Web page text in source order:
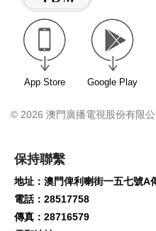
App Store Google Play
© 2026 澳門廣播電視股份有限
保持聯繫
地址：澳門俾利喇街一五七號A
電話：28517758
傳真：28716579